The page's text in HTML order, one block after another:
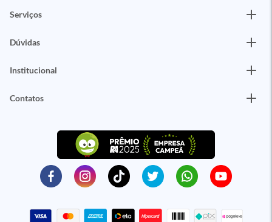
Serviços
Dúvidas
Institucional
Contatos